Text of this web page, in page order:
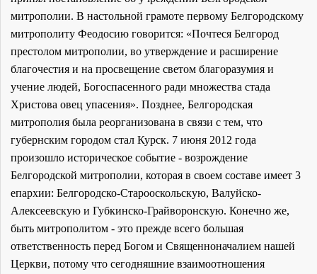
митрополии. В настольной грамоте первому Белгородскому
митрополиту Феодосию говорится: «Почтеся Белгород
престолом митрополии, во утверждение и расширение
благочестия и на просвещение светом благоразумия и
учение людей, Богоспасенного ради множества стада
Христова овец упасения». Позднее, Белгородская
митрополия была реорганизована в связи с тем, что
губернским городом стал Курск. 7 июня 2012 года
произошло историческое событие - возрождение
Белгородской митрополии, которая в своем составе имеет 3
епархии: Белгородско-Старооскольскую, Валуйско-
Алексеевскую и Губкинско-Грайворонскую. Конечно же,
быть митрополитом - это прежде всего большая
ответственность перед Богом и Священноначалием нашей
Церкви, потому что сегодняшние взаимоотношения